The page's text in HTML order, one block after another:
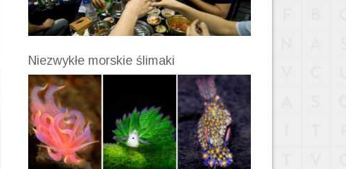
Niezwykłe morskie ślimaki